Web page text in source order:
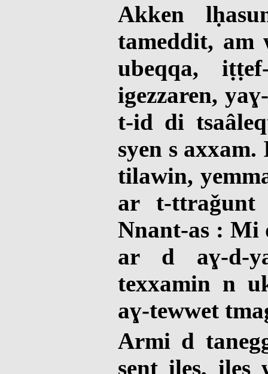
Akken
tameddit, am
ubeqqa,
igezzaren,
t-id di
syen s
tilawin,
ar t-
Nnant-as : Mi
ar d aɣ-d-
texxamin n
aɣ-tewwet
Armi d
sent iles, iles